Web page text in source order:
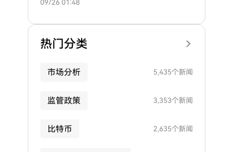
用户？
09/26 01:48
热门分类
市场分析 5,435个新闻
监管政策 3,353个新闻
比特币 2,635个新闻